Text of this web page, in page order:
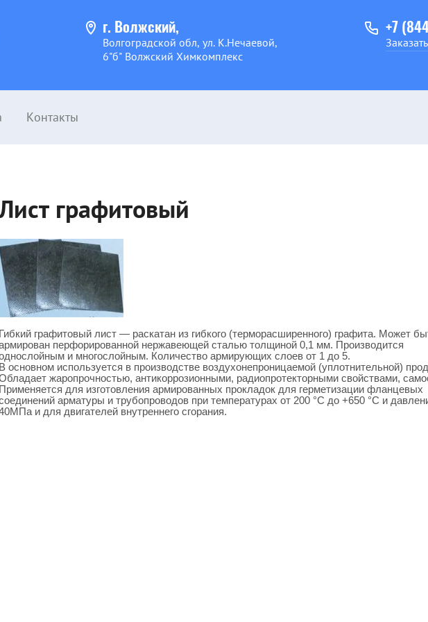
г. Волжский,
Волгоградской обл, ул. К.Нечаевой,
6"б" Волжский Химкомплекс
+7
Контакты
графитовый
Гибкий графитовый лист — раскатан из гибкого (терморасширенного) графита. Может
перфорированной нержавеющей сталью толщиной 0,1 мм. Производится
и многослойным. Количество армирующих слоев от 1 до 5.
В основном используется в производстве воздухонепроницаемой (уплотнительной)
жаропрочностью, антикоррозионными, радиопротекторными свойствами,
Применяется для изготовления армированных прокладок для герметизации фланцевых
арматуры и трубопроводов при температурах от 200 °С до +650 °С и
и для двигателей внутреннего сгорания.